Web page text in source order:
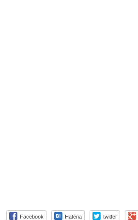
Facebook Hatena twitter